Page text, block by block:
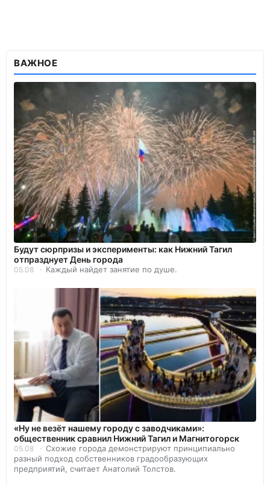
ВАЖНОЕ
Будут сюрпризы и эксперименты: как Нижний Тагил
отпразднует День города
05.08 Каждый найдет занятие по душе.
«Ну не везёт нашему городу с заводчиками»:
общественник сравнил Нижний Тагил и Магнитогорск
05.08
Схожие города демонстрируют принципиально
разный подход собственников градообразующих
предприятий, считает Анатолий Толстов.